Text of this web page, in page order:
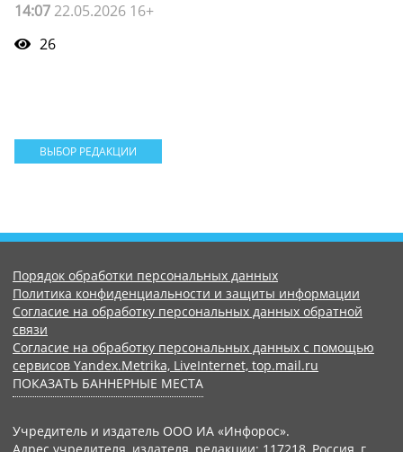
14:07 22.05.2026 16+
26
ВЫБОР РЕДАКЦИИ
Порядок обработки персональных данных
Политика конфиденциальности и защиты информации
Согласие на обработку персональных данных обратной
связи
Согласие на обработку персональных данных с помощью
сервисов Yandex.Metrika, LiveInternet, top.mail.ru
ПОКАЗАТЬ БАННЕРНЫЕ МЕСТА
Учредитель и издатель ООО ИА «Инфорос».